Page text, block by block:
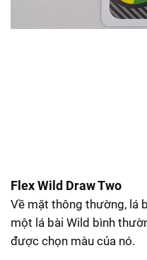
Flex Wild Draw Two
Về mặt thông thường, lá
một lá bài Wild bình
được chọn màu của nó.